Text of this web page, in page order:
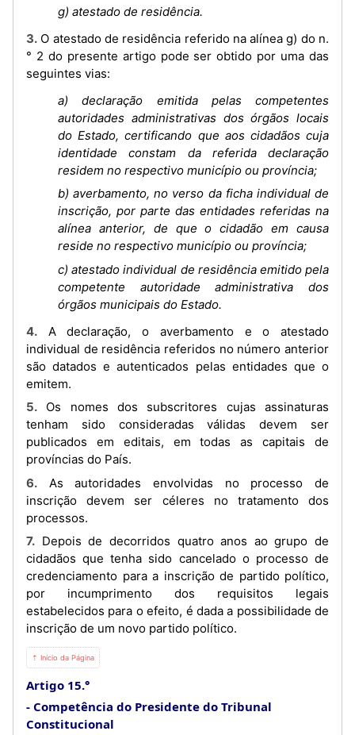
g) atestado de residência.
3. O atestado de residência referido na alínea g) do n.
° 2 do presente artigo pode ser obtido por uma das
seguintes vias:
a) declaração emitida pelas competentes
autoridades administrativas dos órgãos locais
do Estado, certificando que aos cidadãos cuja
identidade constam da referida declaração
residem no respectivo município ou província;
b) averbamento, no verso da ficha individual de
inscrição, por parte das entidades referidas na
alínea anterior, de que o cidadão em causa
reside no respectivo município ou província;
c) atestado individual de residência emitido pela
competente autoridade administrativa dos
órgãos municipais do Estado.
4. A declaração, o averbamento e o atestado
individual de residência referidos no número anterior
são datados e autenticados pelas entidades que o
emitem.
5. Os nomes dos subscritores cujas assinaturas
tenham sido consideradas válidas devem ser
publicados em editais, em todas as capitais de
províncias do País.
6. As autoridades envolvidas no processo de
inscrição devem ser céleres no tratamento dos
processos.
7. Depois de decorridos quatro anos ao grupo de
cidadãos que tenha sido cancelado o processo de
credenciamento para a inscrição de partido político,
por incumprimento dos requisitos legais
estabelecidos para o efeito, é dada a possibilidade de
inscrição de um novo partido político.
⇡ Início da Página
Artigo 15.°
Competência do Presidente do Tribunal
Constitucional